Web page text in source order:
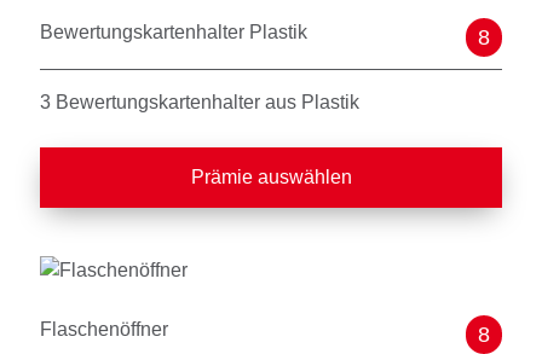
Bewertungskartenhalter Plastik 8
3 Bewertungskartenhalter aus Plastik
Prämie auswählen
Flaschenöffner 8